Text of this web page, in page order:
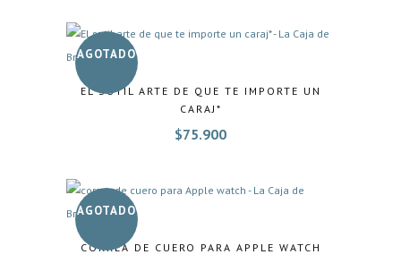
AGOTADO
EL SUTIL ARTE DE QUE TE IMPORTE UN
CARAJ*
$75.900
AGOTADO
CORREA DE CUERO PARA APPLE WATCH